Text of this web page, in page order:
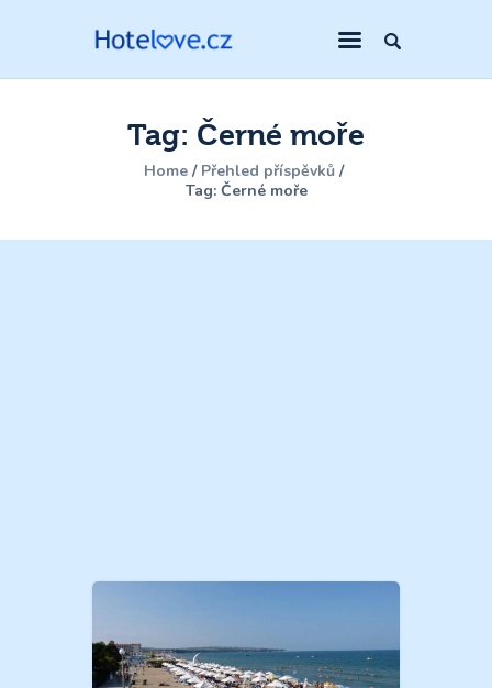
Tag: Černé moře
Home
Přehled příspěvků
Tag: Černé moře